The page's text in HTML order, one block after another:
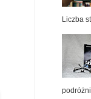
Liczba